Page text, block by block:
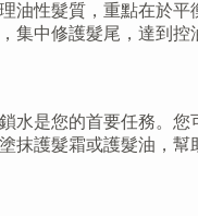
油性髮質，重點在於
中修護髮尾，達到控
水是您的首要任務。
抹護髮霜或護髮油，